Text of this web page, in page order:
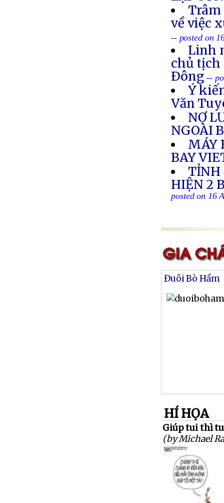
Trâm
về việc
-- posted on
Linh
chủ tịch
Ðông --
Ý
Văn
NỢ
NGOÀI
MÁY
BAY
TỈNH
HIỆN 2
posted on 16
Đuôi Bò Hầm
HÍ HỌA
Giúp tui thì
(by Michael